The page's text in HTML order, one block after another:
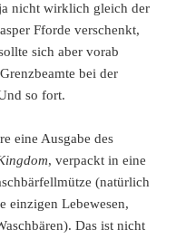
nicht wirklich gleich der
Fforde verschenkt,
sich aber vorab
bei der
so fort.
eine Ausgabe des
, verpackt in eine
(natürlich
einzigen Lebewesen,
Das ist nicht